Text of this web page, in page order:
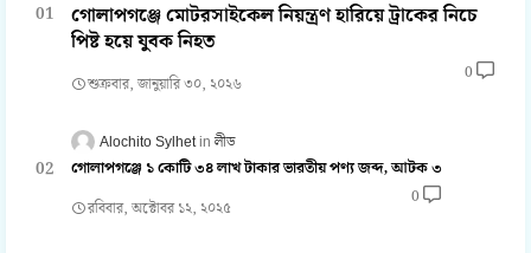
গোলাপগঞ্জে মোটরসাইকেল নিয়ন্ত্রণ হারিয়ে ট্রাকের নিচে
পিষ্ট হয়ে যুবক নিহত
শুক্রবার, জানুয়ারি ৩০, ২০২৬
0
Alochito Sylhet লীড
গোলাপগঞ্জে ১ কোটি ৩৪ লাখ টাকার ভারতীয় পণ্য জব্দ, আটক ৩
রবিবার, অক্টোবর ১২, ২০২৫
0